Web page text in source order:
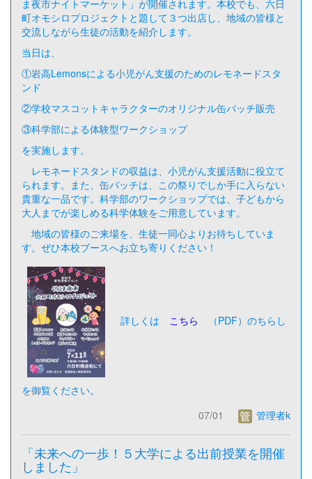
ま夜市ナイトマーケット」が開催されます。本校でも、六日
町オモシロプロジェクトと題して３つ出店し、地域の皆様と
交流しながら生徒の活動を紹介します。
当日は、
①岩高Lemonsによる小児がん支援のためのレモネードスタ
ンド
②学校マスコットキャラクターのオリジナル缶バッチ販売
③科学部による体験型ワークショップ
を実施します。
レモネードスタンドの収益は、小児がん支援活動に役立て
られます。また、缶バッチは、この祭りでしか手に入らない
貴重な一品です。科学部のワークショップでは、子どもから
大人までが楽しめる科学体験をご用意しています。
地域の皆様のご来場を、生徒一同心よりお待ちしていま
す。ぜひ本校ブースへお立ち寄りください！
詳しくは こちら （PDF）のちらし
を御覧ください。
07/01
管理者k
「未来への一歩！５大学による出前授業を開催
しました」